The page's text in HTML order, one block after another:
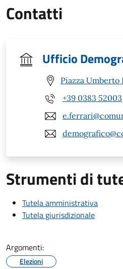
Contatti
Ufficio
Piazza Umberto
+39 0383 52003
Strumenti di
Tutela amministrativa
Tutela giurisdizionale
Argomenti:
Elezioni